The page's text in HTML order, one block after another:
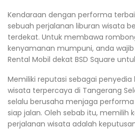
Kendaraan dengan performa
sebuah perjalanan liburan wisata
terdekat. Untuk membawa
kenyamanan mumpuni, anda
Rental Mobil dekat BSD Square
Memiliki reputasi sebagai
wisata terpercaya di Tangerang
selalu berusaha menjaga
siap jalan. Oleh sebab itu, memilih
perjalanan wisata adalah